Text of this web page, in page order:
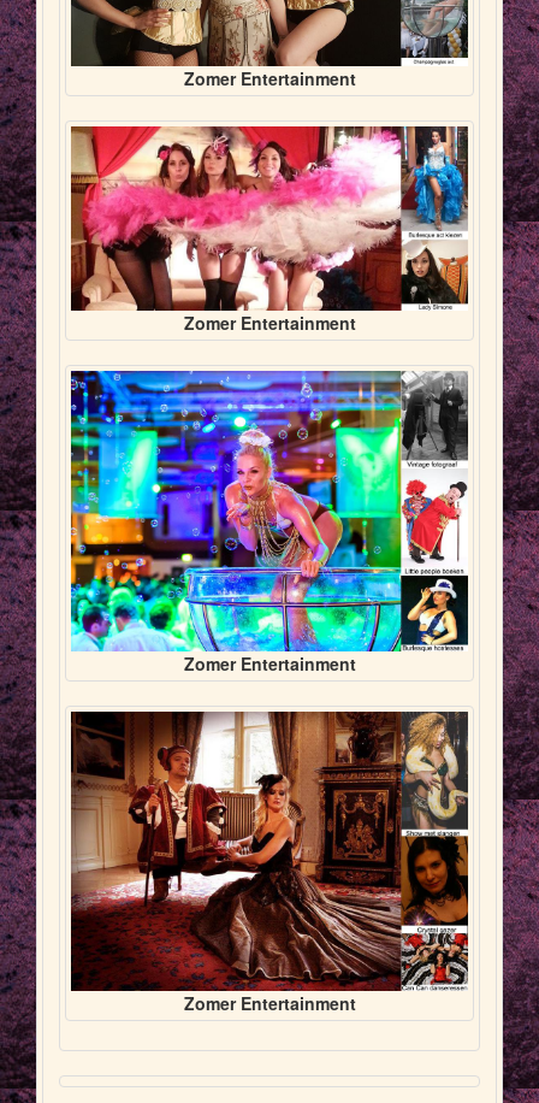
Zomer Entertainment
Zomer Entertainment
Zomer Entertainment
Zomer Entertainment